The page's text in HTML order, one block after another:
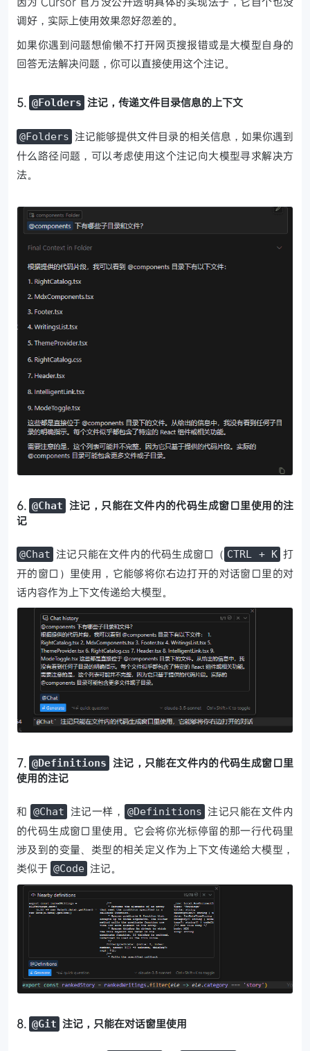
调好，实际上使用效果忽好忽差的。
如果你遇到问题想偷懒不打开网页搜报错或是大模型自身的
回答无法解决问题，你可以直接使用这个注记。
5. @Folders 注记，传递文件目录信息的上下文
@Folders 注记能够提供文件目录的相关信息，如果你遇到
什么路径问题，可以考虑使用这个注记向大模型寻求解决方
法。
6. @Chat 注记，只能在文件内的代码生成窗口里使用的注
记
@Chat 注记只能在文件内的代码生成窗口（ CTRL + K 打
开的窗口）里使用，它能够将你右边打开的对话窗口里的对
话内容作为上下文传递给大模型。
7. @Definitions 注记，只能在文件内的代码生成窗口里
使用的注记
和 @Chat 注记一样， @Definitions 注记只能在文件内
的代码生成窗口里使用。它会将你光标停留的那一行代码里
涉及到的变量、类型的相关定义作为上下文传递给大模型，
类似于 @Code 注记。
8. @Git 注记，只能在对话窗里使用